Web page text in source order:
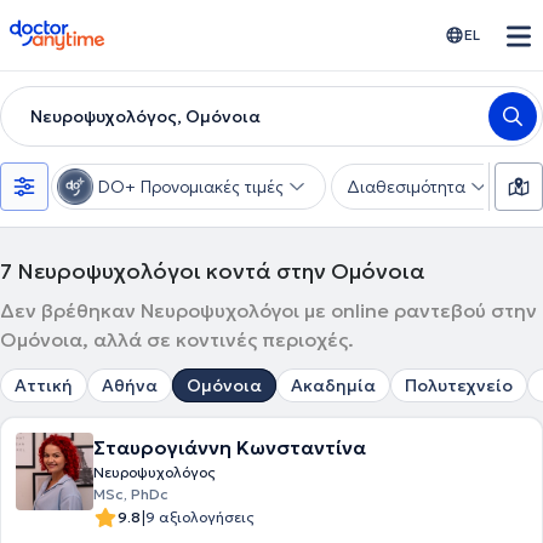
doctoranytime EL
Νευροψυχολόγος, Ομόνοια
DO+ Προνομιακές τιμές Διαθεσιμότητα
7 Νευροψυχολόγοι κοντά στην Ομόνοια
Δεν βρέθηκαν Νευροψυχολόγοι με online ραντεβού στην
Ομόνοια, αλλά σε κοντινές περιοχές.
Αττική Αθήνα Ομόνοια Ακαδημία Πολυτεχνείο
Σταυρογιάννη Κωνσταντίνα
Νευροψυχολόγος
MSc, PhDc
9.8|9 αξιολογήσεις